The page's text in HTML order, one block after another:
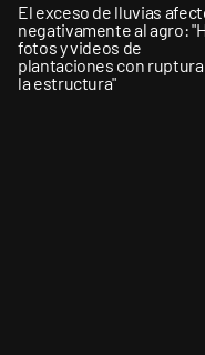
El exceso de lluvias
negativamente al agro:
fotos y videos de
plantaciones con
la estructura"